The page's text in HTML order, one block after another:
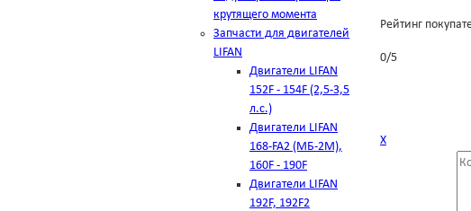
крутящего момента
Запчасти для двигателей
LIFAN
Двигатели LIFAN
152F - 154F (2,5-3,5
л.с.)
Двигатели LIFAN
168-FA2 (МБ-2М),
160F - 190F
Двигатели LIFAN
192F, 192F2
Рейтинг
0/5
Х